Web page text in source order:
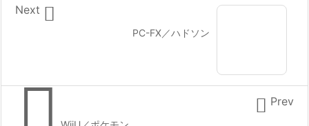
PC-FX／ハドソン

Next
 Prev